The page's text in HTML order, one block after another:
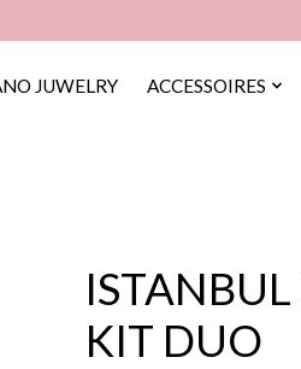
JUWELRY ACCESSOIRES
KIT DUO